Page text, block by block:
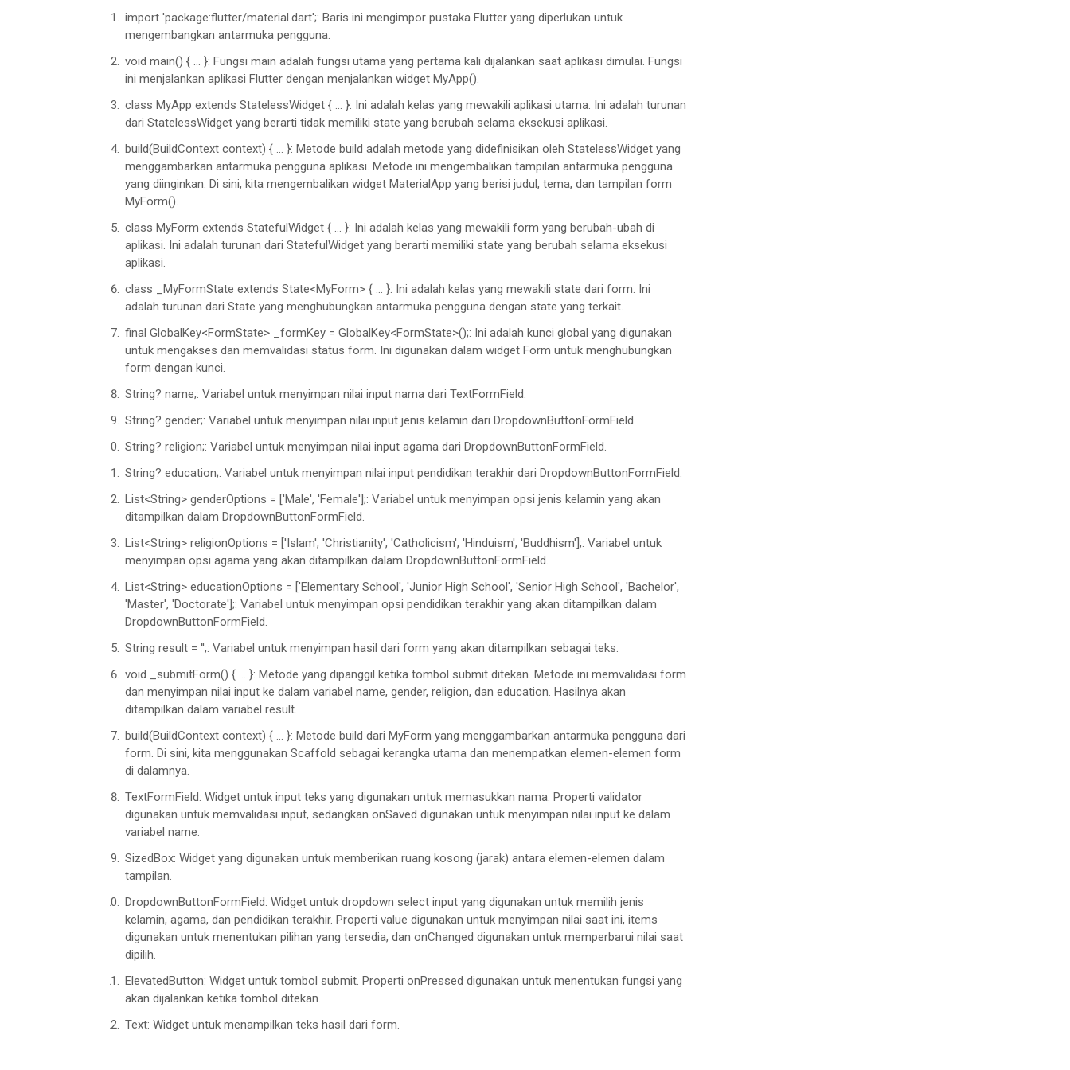
class _MyFormState extends
final GlobalKey<FormState> _formKey = GlobalKey <FormState>();
String? name;
String? gender;
String? religion;
String? education;
List<String> genderOptions = ['Mal e', 'Female'];
List<
'Islam',
'Christianity',
'Catholicis
'Hinduism',
'Buddhism'
List
String > educationOptions = [
'Elementary
'Senior
High School',
'Bachelor',
'Master',
    ];
String result = '';
    void _submitForm() {
if (_formKey.currentState!.validate()) {
        _formKey.currentState!.save();
        setState(() {
          result =
        });
      }
@override
Widget
return Scaffold(
        appBar:
AppBar(
          title:
        ),
        body:
          padding:
EdgeInsets.all(20.0),
          child:
Form(
            key: _formKey,
            child:
              crossAxisAlignment:
CrossAxisAlignment.start,
              children: [
TextFormField(
import 'package:flutter/material.dart';: Baris ini mengimpor pustaka Flutter yang diperlukan untuk
mengembangkan antarmuka pengguna.
void main() { ... }: Fungsi main adalah fungsi utama yang pertama kali dijalankan saat aplikasi dimulai. Fungsi
ini menjalankan aplikasi Flutter dengan menjalankan widget MyApp().
class MyApp extends StatelessWidget { ... }: Ini adalah kelas yang mewakili aplikasi utama. Ini adalah turunan
dari StatelessWidget yang berarti tidak memiliki state yang berubah selama eksekusi aplikasi.
build(BuildContext context) { ... }: Metode build adalah metode yang didefinisikan oleh StatelessWidget yang
menggambarkan antarmuka pengguna aplikasi. Metode ini mengembalikan tampilan antarmuka pengguna
yang diinginkan. Di sini, kita mengembalikan widget MaterialApp yang berisi judul, tema, dan tampilan form
MyForm().
class MyForm extends StatefulWidget { ... }: Ini adalah kelas yang mewakili form yang berubah-ubah di
aplikasi. Ini adalah turunan dari StatefulWidget yang berarti memiliki state yang berubah selama eksekusi
aplikasi.
class _MyFormState extends State<MyForm> { ... }: Ini adalah kelas yang mewakili state dari form. Ini
adalah turunan dari State yang menghubungkan antarmuka pengguna dengan state yang terkait.
final GlobalKey<FormState> _formKey = GlobalKey<FormState>();: Ini adalah kunci global yang digunakan
untuk mengakses dan memvalidasi status form. Ini digunakan dalam widget Form untuk menghubungkan
form dengan kunci.
String? name;: Variabel untuk menyimpan nilai input nama dari TextFormField.
String? gender;: Variabel untuk menyimpan nilai input jenis kelamin dari DropdownButtonFormField.
String? religion;: Variabel untuk menyimpan nilai input agama dari DropdownButtonFormField.
String? education;: Variabel untuk menyimpan nilai input pendidikan terakhir dari DropdownButtonFormField.
List<String> genderOptions = ['Male', 'Female'];: Variabel untuk menyimpan opsi jenis kelamin yang akan
ditampilkan dalam DropdownButtonFormField.
List<String> religionOptions = ['Islam', 'Christianity', 'Catholicism', 'Hinduism', 'Buddhism'];: Variabel untuk
menyimpan opsi agama yang akan ditampilkan dalam DropdownButtonFormField.
List<String> educationOptions = ['Elementary School', 'Junior High School', 'Senior High School', 'Bachelor',
'Master', 'Doctorate'];: Variabel untuk menyimpan opsi pendidikan terakhir yang akan ditampilkan dalam
DropdownButtonFormField.
String result = '';: Variabel untuk menyimpan hasil dari form yang akan ditampilkan sebagai teks.
void _submitForm() { ... }: Metode yang dipanggil ketika tombol submit ditekan. Metode ini memvalidasi form
dan menyimpan nilai input ke dalam variabel name, gender, religion, dan education. Hasilnya akan
ditampilkan dalam variabel result.
build(BuildContext context) { ... }: Metode build dari MyForm yang menggambarkan antarmuka pengguna dari
form. Di sini, kita menggunakan Scaffold sebagai kerangka utama dan menempatkan elemen-elemen form
di dalamnya.
TextFormField: Widget untuk input teks yang digunakan untuk memasukkan nama. Properti validator
digunakan untuk memvalidasi input, sedangkan onSaved digunakan untuk menyimpan nilai input ke dalam
variabel name.
SizedBox: Widget yang digunakan untuk memberikan ruang kosong (jarak) antara elemen-elemen dalam
tampilan.
DropdownButtonFormField: Widget untuk dropdown select input yang digunakan untuk memilih jenis
kelamin, agama, dan pendidikan terakhir. Properti value digunakan untuk menyimpan nilai saat ini, items
digunakan untuk menentukan pilihan yang tersedia, dan onChanged digunakan untuk memperbarui nilai saat
dipilih.
ElevatedButton: Widget untuk tombol submit. Properti onPressed digunakan untuk menentukan fungsi yang
akan dijalankan ketika tombol ditekan.
Text: Widget untuk menampilkan teks hasil dari form.